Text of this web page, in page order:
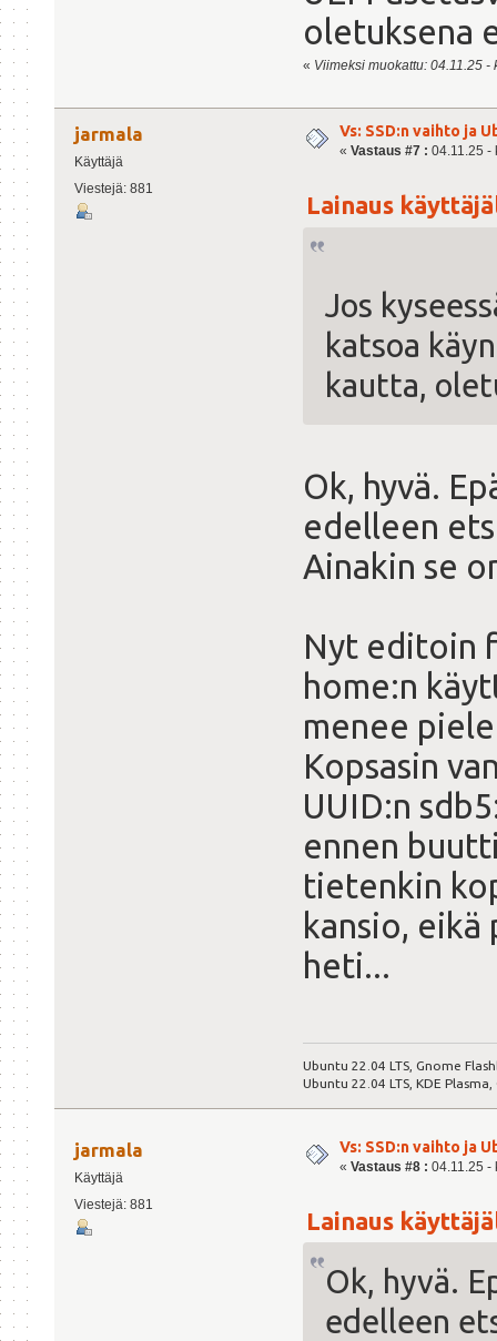
oletuksena
« Viimeksi muokattu: 04.11.25
jarmala
Käyttäjä
Viestejä: 881
Vs: SSD:n vaihto ja
« Vastaus #7 : 04.11.25 -
Lainaus
Jos
katsoa
kautta,
Ok, hyvä.
edelleen
Ainakin se
Nyt editoin
home:n
menee
Kopsasin
UUID:n
ennen
tietenkin
kansio, eikä
heti...
Ubuntu 22.04 LTS, Gnome
Ubuntu 22.04 LTS, KDE
jarmala
Käyttäjä
Viestejä: 881
Vs: SSD:n vaihto ja
« Vastaus #8 : 04.11.25 -
Lainaus
Ok, hyvä.
edelleen